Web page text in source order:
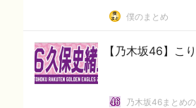
僕のまとめ
【乃木坂46】こ
乃木坂46まとめの